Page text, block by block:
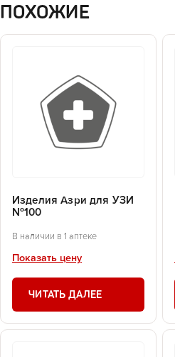
ПОХОЖИЕ
Изделия Азри для УЗИ
№100
В наличии в 1 аптеке
Показать цену
ЧИТАТЬ ДАЛЕЕ